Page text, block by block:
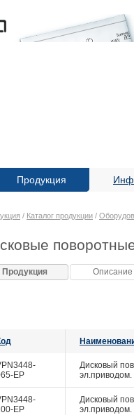
Продукция
/ Каталог продукции /
Продукция Описание
EP
Дисковый
EP
Дисковый